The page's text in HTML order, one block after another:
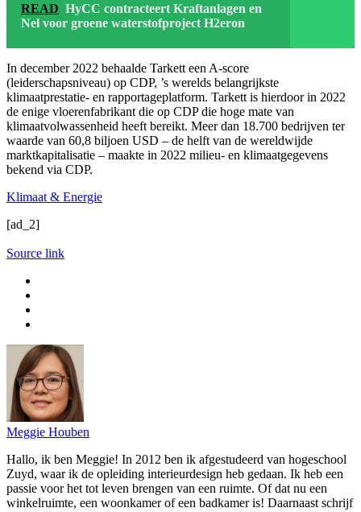
READ HyCC contracteert Kraftanlagen en
Nel voor groene waterstofproject H2eron
In december 2022 behaalde Tarkett een A-score
(leiderschapsniveau) op CDP, ’s werelds belangrijkste
klimaatprestatie- en rapportageplatform. Tarkett is hierdoor in 2022
de enige vloerenfabrikant die op CDP die hoge mate van
klimaatvolwassenheid heeft bereikt. Meer dan 18.700 bedrijven ter
waarde van 60,8 biljoen USD – de helft van de wereldwijde
marktkapitalisatie – maakte in 2022 milieu- en klimaatgegevens
bekend via CDP.
Klimaat & Energie
[ad_2]
Source link
Meggie Houben
Hallo, ik ben Meggie! In 2012 ben ik afgestudeerd van hogeschool
Zuyd, waar ik de opleiding interieurdesign heb gedaan. Ik heb een
passie voor het tot leven brengen van een ruimte. Of dat nu een
winkelruimte, een woonkamer of een badkamer is! Daarnaast schrijf